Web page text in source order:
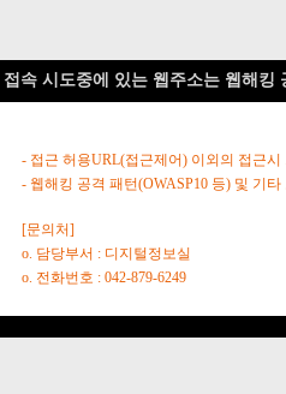
접속 시도중에 있는 웹주소는 웹해킹
- 접근 허용URL(접근제어) 이외의 접근시
- 웹해킹 공격 패턴(OWASP10 등) 및 기
[문의처]
o. 담당부서 : 디지털정보실
o. 전화번호 : 042-879-6249